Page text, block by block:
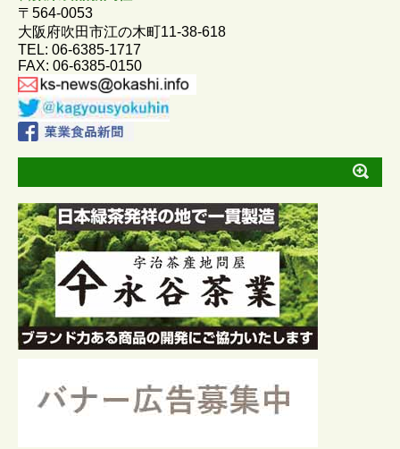
b
o
o
k
n
〒564-0053
大阪府吹田市江の木町11-38-618
TEL: 06-6385-1717
FAX: 06-6385-0150